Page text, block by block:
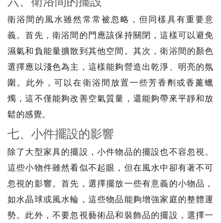
衛浴間的風水雖然常常被忽略，但同樣具有重要意
義。首先，衛浴間的門應該保持關閉，這樣可以避免
濕氣和負能量擴散到其他空間。其次，衛浴間的顏色
選擇應以淺色為主，這樣能夠營造出乾淨、明亮的氛
圍。此外，可以在衛浴間放置一些芳香劑或香薰蠟
燭，這不僅能夠改善空氣質量，還能夠帶來平靜和放
鬆的感覺。
七、小件擺設的影響
除了大型家具的擺設，小件物品的擺設也不容忽視。
這些小物件雖然看似不起眼，但在風水中卻有著不可
忽視的影響。首先，選擇擺放一些有意義的小物品，
如水晶球或風水輪，這些物品能夠增強家庭的整體運
勢。此外，不要忽視藝術品和裝飾品的擺設，選擇一